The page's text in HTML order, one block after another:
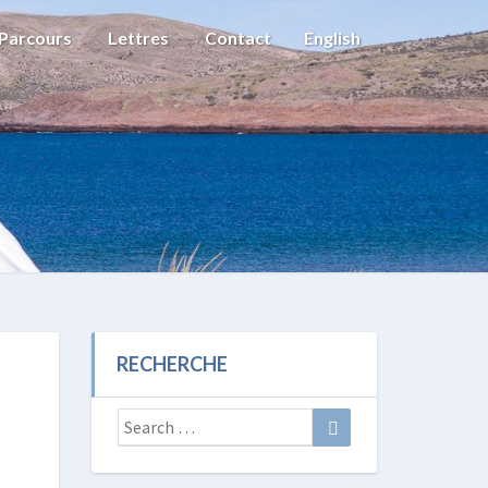
Lettres Contact English
RECHERCHE
Search
for:
Search